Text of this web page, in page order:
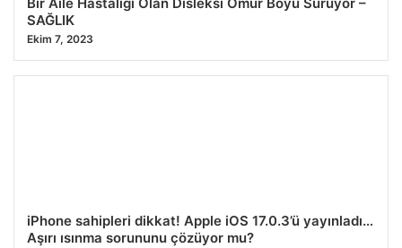
SAĞLIK
Ekim 7, 2023
iPhone sahipleri dikkat! Apple iOS 17.0.3’ü yayınladı…
Aşırı ısınma sorununu çözüyor mu?